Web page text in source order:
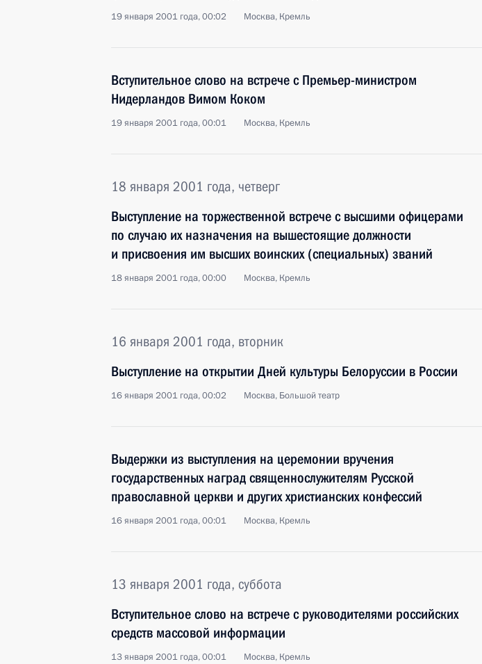
19 января 2001 года, 00:02 Москва, Кремль
Вступительное слово на встрече с Премьер-министром
Нидерландов Вимом Коком
19 января 2001 года, 00:01 Москва, Кремль
18 января 2001 года, четверг
Выступление на торжественной встрече с высшими офицерами
по случаю их назначения на вышестоящие должности
и присвоения им высших воинских (специальных) званий
18 января 2001 года, 00:00 Москва, Кремль
16 января 2001 года, вторник
Выступление на открытии Дней культуры Белоруссии в России
16 января 2001 года, 00:02 Москва, Большой театр
Выдержки из выступления на церемонии вручения
государственных наград священнослужителям Русской
православной церкви и других христианских конфессий
16 января 2001 года, 00:01 Москва, Кремль
13 января 2001 года, суббота
Вступительное слово на встрече с руководителями российских
средств массовой информации
13 января 2001 года, 00:01 Москва, Кремль